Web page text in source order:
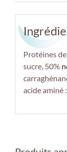
Protéines de
sucre, 50%
acide aminé